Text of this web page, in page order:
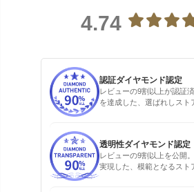
4.74
認証ダイヤモンド認定
レビューの9割以上が認証
を達成した、選ばれしスト
透明性ダイヤモンド認定
レビューの9割以上を公開
実現した、模範となるスト